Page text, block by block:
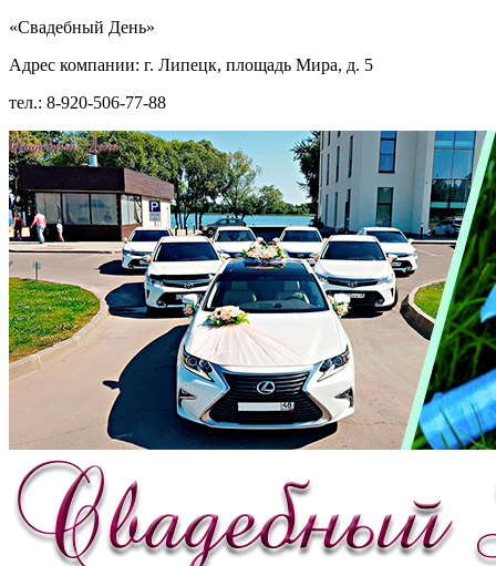
«Свадебный День»
Адрес компании: г. Липецк, площадь Мира, д. 5
тел.: 8-920-506-77-88